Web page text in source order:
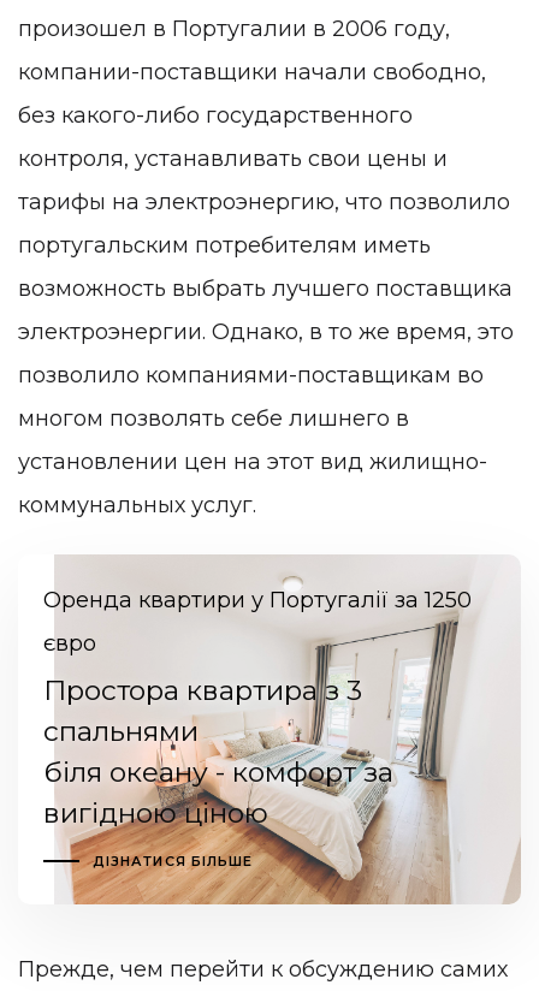
произошел в Португалии в 2006 году,
компании-поставщики начали свободно,
без какого-либо государственного
контроля, устанавливать свои цены и
тарифы на электроэнергию, что позволило
португальским потребителям иметь
возможность выбрать лучшего поставщика
электроэнергии. Однако, в то же время, это
позволило компаниями-поставщикам во
многом позволять себе лишнего в
установлении цен на этот вид жилищно-
коммунальных услуг.
Оренда квартири у Португалії за 1250
євро
Простора квартира з 3
спальнями
біля океану - комфорт за
вигідною ціною
ДІЗНАТИСЯ БІЛЬШЕ
Прежде, чем перейти к обсуждению самих